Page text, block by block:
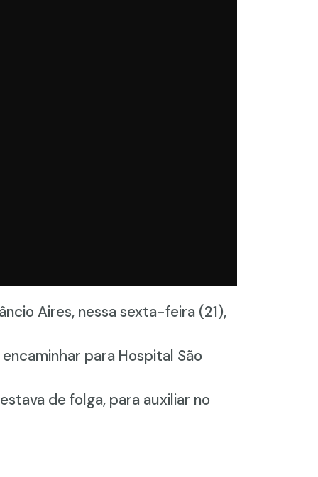
Aires, nessa sexta-feira (21),
para Hospital São
de folga, para auxiliar no